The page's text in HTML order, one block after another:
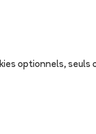
optionnels,